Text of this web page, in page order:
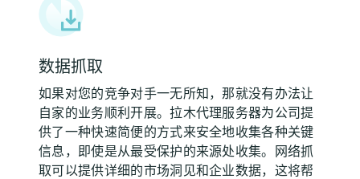
数据抓取
如果对您的竞争对手一无所知，那就没有办法让
自家的业务顺利开展。拉木代理服务器为公司提
供了一种快速简便的方式来安全地收集各种关键
信息，即使是从最受保护的来源处收集。网络抓
取可以提供详细的市场洞见和企业数据，这将帮